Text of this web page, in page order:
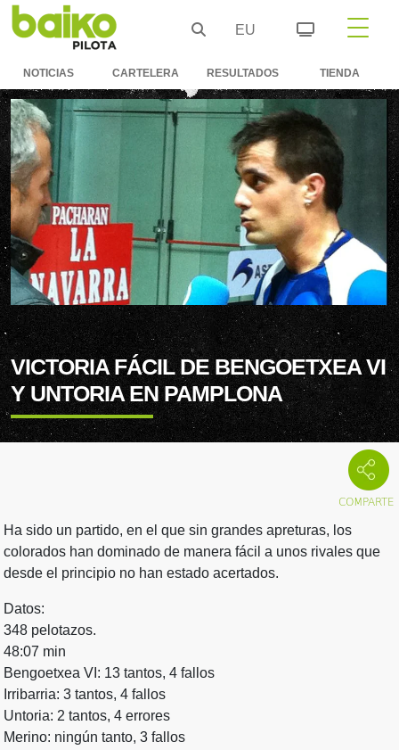
EU
NOTICIAS CARTELERA RESULTADOS TIENDA
VICTORIA FÁCIL DE BENGOETXEA VI
Y UNTORIA EN PAMPLONA
Ha sido un partido, en el que sin grandes apreturas, los
colorados han dominado de manera fácil a unos rivales que
desde el principio no han estado acertados.
Datos:
348 pelotazos.
48:07 min
Bengoetxea VI: 13 tantos, 4 fallos
Irribarria: 3 tantos, 4 fallos
Untoria: 2 tantos, 4 errores
Merino: ningún tanto, 3 fallos